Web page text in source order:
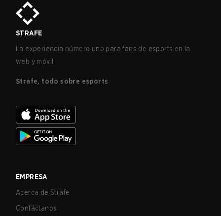
STRAFE
La experiencia número uno para fans de esports en la
web y móvil.
Strafe, todo sobre esports
EMPRESA
Acerca de Strafe
Contáctanos